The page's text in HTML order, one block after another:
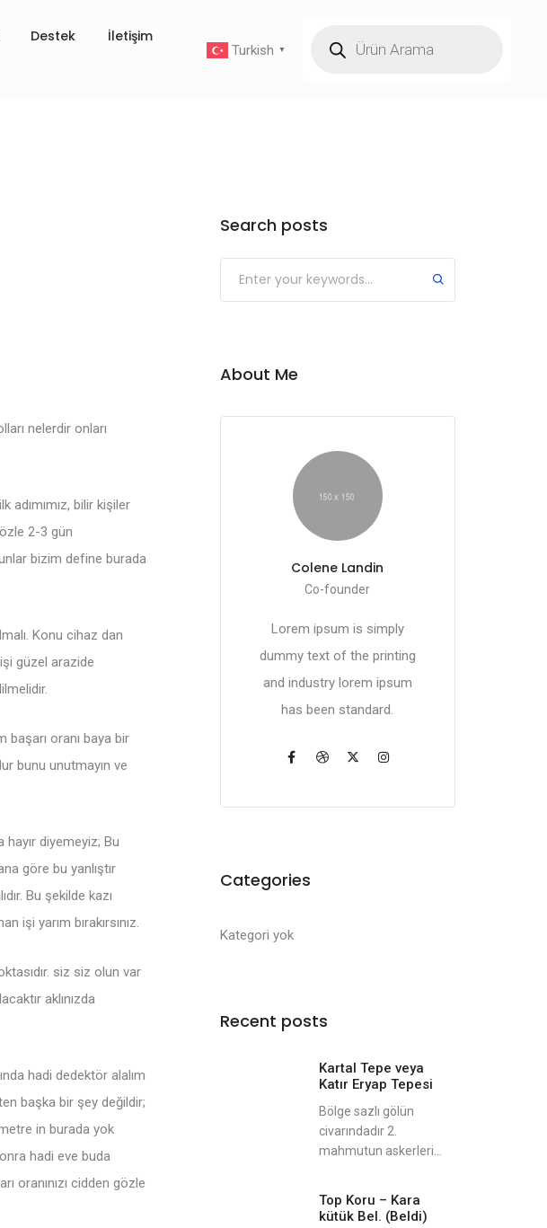
Destek İletişim
Turkish ▼
nelerdir onları
bilir kişiler
2-3 gün
bizim define burada
Konu cihaz dan
güzel arazide
başarı oranı baya bir
bunu unutmayın ve
hayır diyemeyiz; Bu
göre bu yanlıştır
Bu şekilde kazı
işi yarım bırakırsınız.
siz siz olun var
aklınızda
hadi dedektör alalım
başka bir şey değildir;
in burada yok
hadi eve buda
oranınızı cidden gözle
Search posts
About Me
Colene Landin
Co-founder
Lorem ipsum is simply
dummy text of the printing
and industry lorem ipsum
has been standard.
Categories
Kategori yok
Recent posts
Kartal Tepe veya
Katır Eryap Tepesi
Bölge sazlı gölün
civarındadır 2.
mahmutun askerleri...
Top Koru – Kara
kütük Bel. (Beldi)